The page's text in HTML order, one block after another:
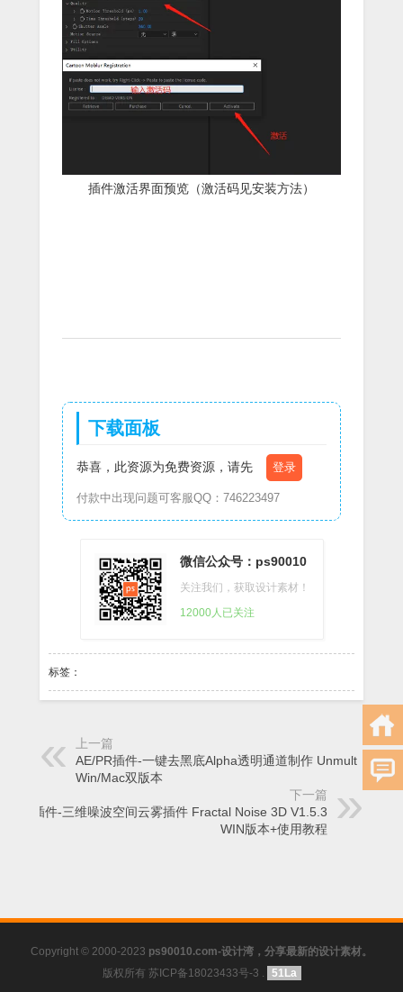
插件激活界面预览（激活码见安装方法）
下载面板
恭喜，此资源为免费资源，请先 登录
付款中出现问题可客服QQ：746223497
微信公众号：ps90010
关注我们，获取设计素材！
12000人已关注
标签：
上一篇
AE/PR插件-一键去黑底Alpha透明通道制作 Unmult
Win/Mac双版本
下一篇
AE插件-三维噪波空间云雾插件 Fractal Noise 3D V1.5.3
WIN版本+使用教程
Copyright © 2000-2023 ps90010.com-设计湾，分享最新的设计素材。
版权所有 苏ICP备18023433号-3 . 51La